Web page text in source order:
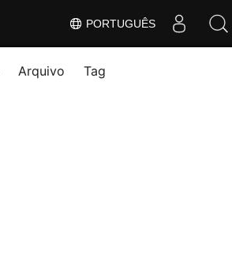
PORTUGUÊS
Arquivo Tag